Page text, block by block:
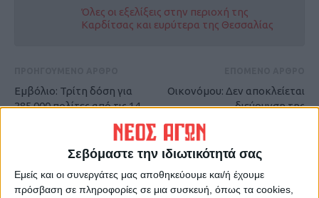
Σεβόμαστε την ιδιωτικότητά σας
Εμείς και οι συνεργάτες μας αποθηκεύουμε και/ή έχουμε
πρόσβαση σε πληροφορίες σε μια συσκευή, όπως τα cookies,
Όλες οι εξελίξεις στην περιοχή της
Καρδίτσας και ευρύτερα της Θεσσαλίας
Εμβόλιο: Τρίτη δόση για
285.000 πολίτες από τις 14
Οικονόμου: Δεν αποκλείεται
διεύρυνση της
υποχρεωτικότητας των
εκπαιδευτικούς